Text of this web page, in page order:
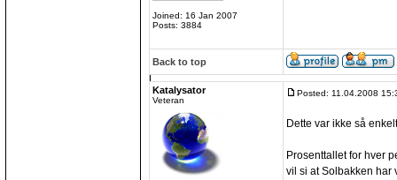
Joined: 16 Jan 2007
Posts: 3884
Back to top
Katalysator
Veteran
Posted: 11.04.2008
Dette var ikke så
Prosenttallet for hver
vil si at Solbakken